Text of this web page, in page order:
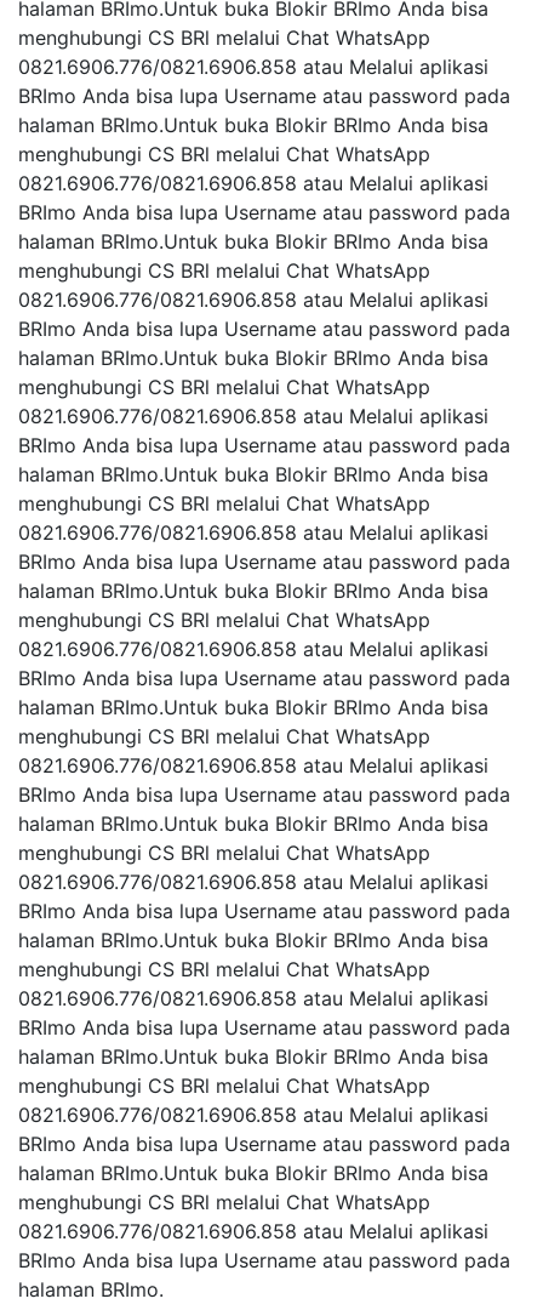
halaman BRImo.Untuk buka Blokir BRImo Anda bisa
menghubungi CS BRl melalui Chat WhatsApp
0821.6906.776/0821.6906.858 atau Melalui aplikasi
BRImo Anda bisa lupa Username atau password pada
halaman BRImo.Untuk buka Blokir BRImo Anda bisa
menghubungi CS BRl melalui Chat WhatsApp
0821.6906.776/0821.6906.858 atau Melalui aplikasi
BRImo Anda bisa lupa Username atau password pada
halaman BRImo.Untuk buka Blokir BRImo Anda bisa
menghubungi CS BRl melalui Chat WhatsApp
0821.6906.776/0821.6906.858 atau Melalui aplikasi
BRImo Anda bisa lupa Username atau password pada
halaman BRImo.Untuk buka Blokir BRImo Anda bisa
menghubungi CS BRl melalui Chat WhatsApp
0821.6906.776/0821.6906.858 atau Melalui aplikasi
BRImo Anda bisa lupa Username atau password pada
halaman BRImo.Untuk buka Blokir BRImo Anda bisa
menghubungi CS BRl melalui Chat WhatsApp
0821.6906.776/0821.6906.858 atau Melalui aplikasi
BRImo Anda bisa lupa Username atau password pada
halaman BRImo.Untuk buka Blokir BRImo Anda bisa
menghubungi CS BRl melalui Chat WhatsApp
0821.6906.776/0821.6906.858 atau Melalui aplikasi
BRImo Anda bisa lupa Username atau password pada
halaman BRImo.Untuk buka Blokir BRImo Anda bisa
menghubungi CS BRl melalui Chat WhatsApp
0821.6906.776/0821.6906.858 atau Melalui aplikasi
BRImo Anda bisa lupa Username atau password pada
halaman BRImo.Untuk buka Blokir BRImo Anda bisa
menghubungi CS BRl melalui Chat WhatsApp
0821.6906.776/0821.6906.858 atau Melalui aplikasi
BRImo Anda bisa lupa Username atau password pada
halaman BRImo.Untuk buka Blokir BRImo Anda bisa
menghubungi CS BRl melalui Chat WhatsApp
0821.6906.776/0821.6906.858 atau Melalui aplikasi
BRImo Anda bisa lupa Username atau password pada
halaman BRImo.Untuk buka Blokir BRImo Anda bisa
menghubungi CS BRl melalui Chat WhatsApp
0821.6906.776/0821.6906.858 atau Melalui aplikasi
BRImo Anda bisa lupa Username atau password pada
halaman BRImo.Untuk buka Blokir BRImo Anda bisa
menghubungi CS BRl melalui Chat WhatsApp
0821.6906.776/0821.6906.858 atau Melalui aplikasi
BRImo Anda bisa lupa Username atau password pada
halaman BRImo.